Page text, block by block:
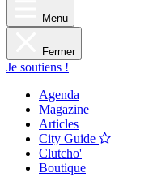
Menu
Fermer
Je soutiens !
Agenda
Magazine
Articles
City Guide
Clutcho'
Boutique